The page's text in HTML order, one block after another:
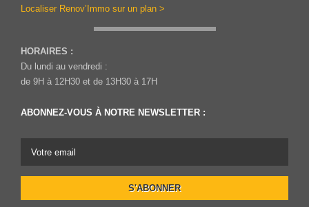
Localiser Renov’Immo sur un plan >
HORAIRES :
Du lundi au vendredi :
de 9H à 12H30 et de 13H30 à 17H
ABONNEZ-VOUS À NOTRE NEWSLETTER :